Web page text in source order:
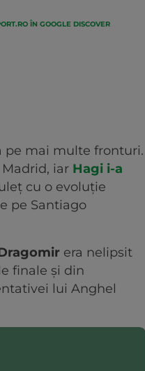
ÎN GOOGLE DISCOVER
pe mai multe fronturi.
iar Hagi i-a
cu o evoluție
pe Santiago
era nelipsit
finale și din
lui Anghel